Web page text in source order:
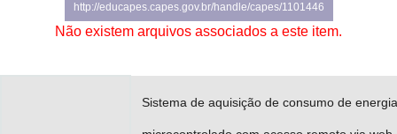
Advocacia-Geral da União
http://educapes.capes.gov.br/handle/capes/1101446
Não existem arquivos associados a este item.
Sistema de aquisição de consumo de energia